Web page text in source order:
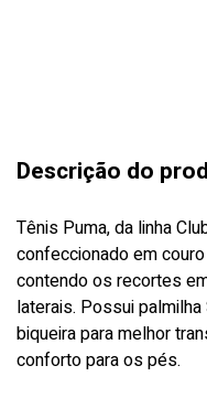
Descrição do
Tênis Puma, da linha
confeccionado em
contendo os recortes
laterais. Possui
biqueira para melhor
conforto para os pés.